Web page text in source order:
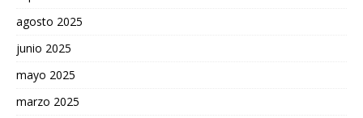
agosto 2025
junio 2025
mayo 2025
marzo 2025